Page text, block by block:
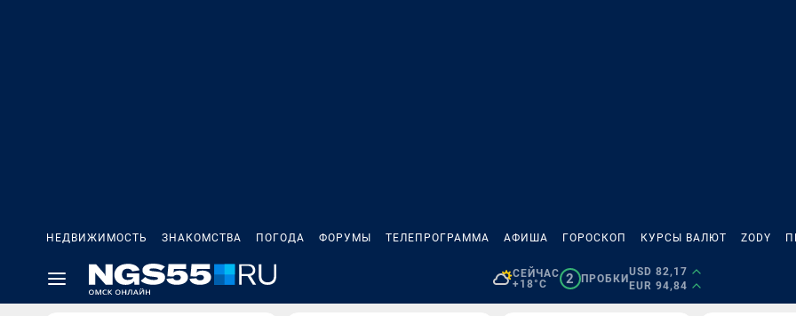
НЕДВИЖИМОСТЬ ЗНАКОМСТВА ПОГОДА ФОРУМЫ ТЕЛЕПРОГРАММА АФИША ГОРОСКОП КУРСЫ ВАЛЮТ ZODY
СЕЙЧАС
+18°C
2 ПРОБКИ
USD 82,17
EUR 94,84